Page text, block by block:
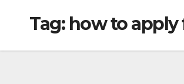
Tag: how to apply